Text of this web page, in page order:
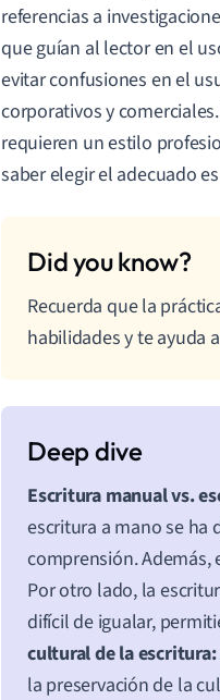
referencias a
que guían al lector en el
evitar confusiones en el
corporativos y
requieren un estilo
saber elegir el adecuado
Recuerda que la
habilidades y te ayuda
Escritura manual vs.
escritura a mano se ha
comprensión.
Por otro lado, la
difícil de igualar,
cultural de la escritura:
la preservación de la